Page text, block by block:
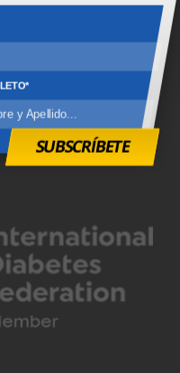
AC
D.F. C.P. 06700
SUBSCRÍBETE